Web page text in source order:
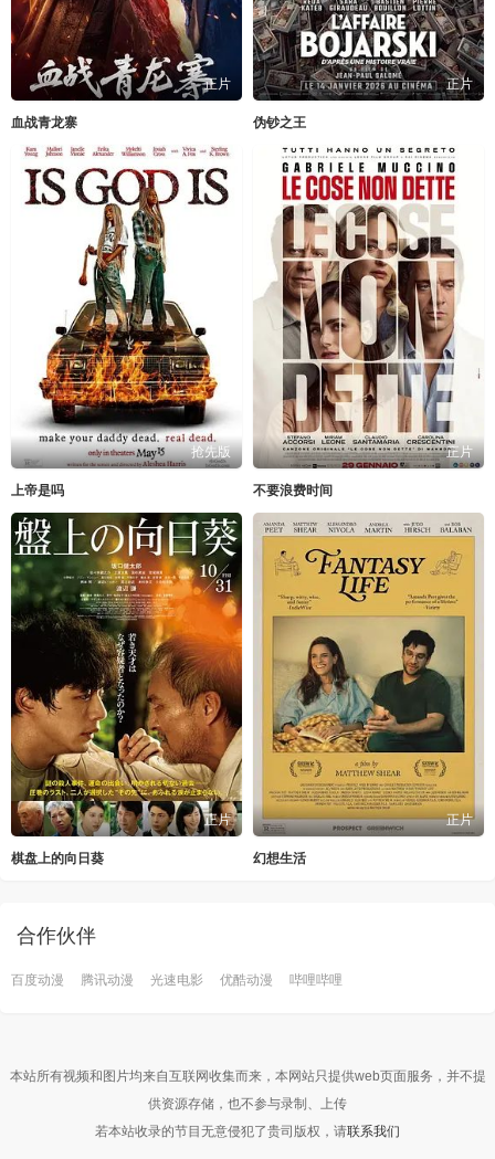
正片
血战青龙寨
正片
伪钞之王
抢先版
上帝是吗
正片
不要浪费时间
正片
棋盘上的向日葵
正片
幻想生活
合作伙伴
百度动漫 腾讯动漫 光速电影 优酷动漫 哔哩哔哩
本站所有视频和图片均来自互联网收集而来，本网站只提供web页面服务，并不提
供资源存储，也不参与录制、上传
若本站收录的节目无意侵犯了贵司版权，请联系我们